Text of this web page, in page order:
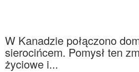
W Kanadzie połączono
sierocińcem. Pomysł ten
życiowe i...